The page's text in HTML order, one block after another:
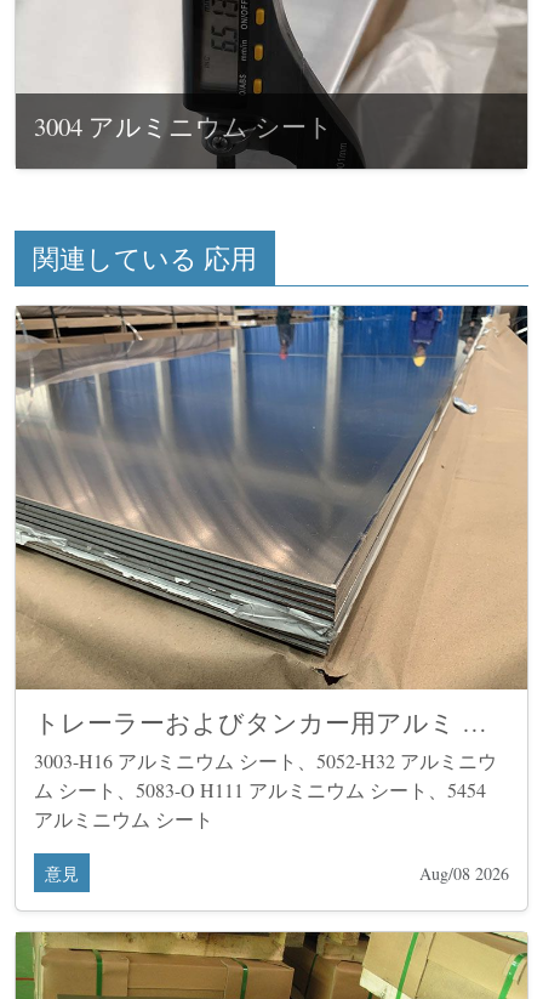
3004 アルミニウム シート
関連している 応用
トレーラーおよびタンカー用アルミ シ
ート コイル
3003-H16 アルミニウム シート、5052-H32 アルミニウ
ム シート、5083-O H111 アルミニウム シート、5454
アルミニウム シート
意見 Aug/08 2026